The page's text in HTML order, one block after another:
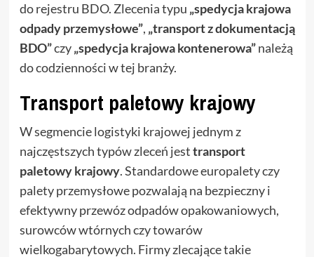
do rejestru BDO. Zlecenia typu „spedycja krajowa
odpady przemysłowe”, „transport z dokumentacją
BDO”czy„spedycja krajowa kontenerowa”należą
do codzienności w tej branży.
Transport paletowy krajowy
W segmencie logistyki krajowej jednym z
najczęstszych typów zleceń jesttransport
paletowy krajowy. Standardowe europalety czy
palety przemysłowe pozwalają na bezpieczny i
efektywny przewóz odpadów opakowaniowych,
surowców wtórnych czy towarów
wielkogabarytowych. Firmy zlecające takie